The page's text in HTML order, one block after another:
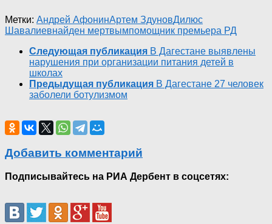
Метки: Андрей АфонинАртем ЗдуновДилюс
Шавалиевнайден мертвымпомощник премьера РД
Следующая публикация В Дагестане выявлены
нарушения при организации питания детей в
школах
Предыдущая публикация В Дагестане 27 человек
заболели ботулизмом
Добавить комментарий
Подписывайтесь на РИА Дербент в соцсетях: